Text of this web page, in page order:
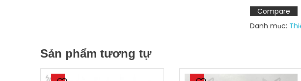
cao
su
Asker
A
Compare
Danh mục:
Sản phẩm tương tự